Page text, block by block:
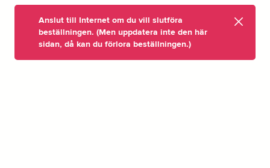
Anslut till Internet om du vill slutföra
beställningen. (Men uppdatera inte den här
sidan, då kan du förlora beställningen.)